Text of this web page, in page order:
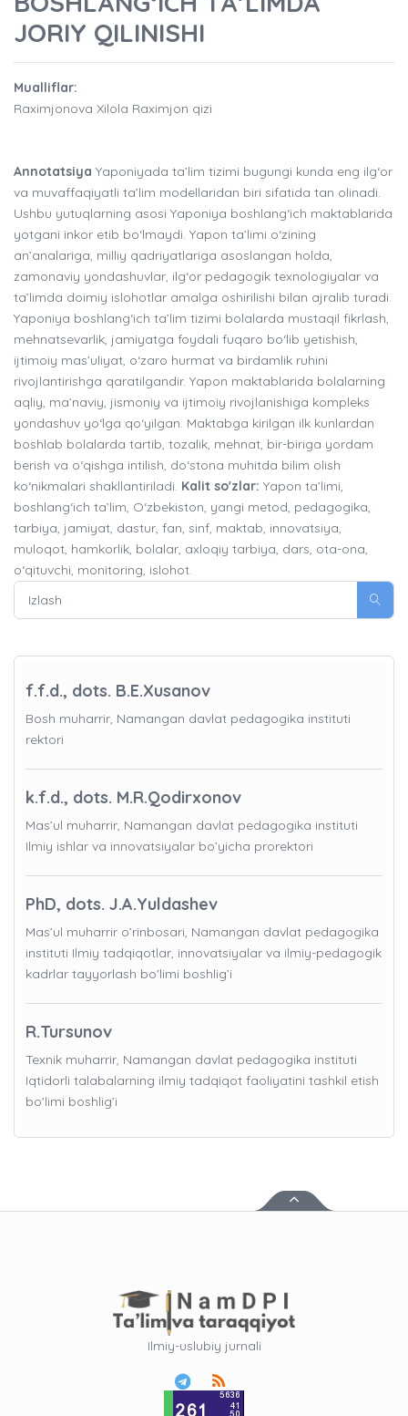
JORIY QILINISHI
Mualliflar:
Raximjonova Xilola Raximjon qizi
Annotatsiya Yaponiyada ta’lim tizimi bugungi kunda eng ilg‘or
va muvaffaqiyatli ta’lim modellaridan biri sifatida tan olinadi.
Ushbu yutuqlarning asosi Yaponiya boshlang‘ich maktablarida
yotgani inkor etib bo‘lmaydi. Yapon ta’limi o‘zining
an’analariga, milliy qadriyatlariga asoslangan holda,
zamonaviy yondashuvlar, ilg‘or pedagogik texnologiyalar va
ta’limda doimiy islohotlar amalga oshirilishi bilan ajralib turadi.
Yaponiya boshlang‘ich ta’lim tizimi bolalarda mustaqil fikrlash,
mehnatsevarlik, jamiyatga foydali fuqaro bo‘lib yetishish,
ijtimoiy mas’uliyat, o‘zaro hurmat va birdamlik ruhini
rivojlantirishga qaratilgandir. Yapon maktablarida bolalarning
aqliy, ma’naviy, jismoniy va ijtimoiy rivojlanishiga kompleks
yondashuv yo‘lga qo‘yilgan. Maktabga kirilgan ilk kunlardan
boshlab bolalarda tartib, tozalik, mehnat, bir-biriga yordam
berish va o‘qishga intilish, do‘stona muhitda bilim olish
ko‘nikmalari shakllantiriladi. Kalit so'zlar: Yapon ta’limi,
boshlang‘ich ta’lim, O‘zbekiston, yangi metod, pedagogika,
tarbiya, jamiyat, dastur, fan, sinf, maktab, innovatsiya,
muloqot, hamkorlik, bolalar, axloqiy tarbiya, dars, ota-ona,
o‘qituvchi, monitoring, islohot.
f.f.d., dots. B.E.Xusanov
Bosh muharrir, Namangan davlat pedagogika instituti
rektori
k.f.d., dots. M.R.Qodirxonov
Mas’ul muharrir, Namangan davlat pedagogika instituti
Ilmiy ishlar va innovatsiyalar bo’yicha prorektori
PhD, dots. J.A.Yuldashev
Mas’ul muharrir o’rinbosari, Namangan davlat pedagogika
instituti Ilmiy tadqiqotlar, innovatsiyalar va ilmiy-pedagogik
kadrlar tayyorlash bo'limi boshlig’i
R.Tursunov
Texnik muharrir, Namangan davlat pedagogika instituti
Iqtidorli talabalarning ilmiy tadqiqot faoliyatini tashkil etish
bo'limi boshlig’i
Ilmiy-uslubiy jurnali